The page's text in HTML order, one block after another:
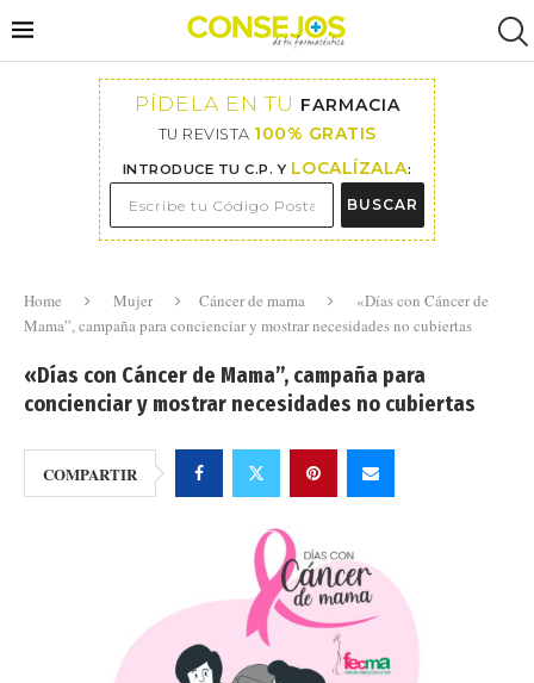
PÍDELA EN TU FARMACIA
TU REVISTA 100% GRATIS
INTRODUCE TU C.P. Y LOCALÍZALA:
BUSCAR
Home Mujer Cáncer de mama
«Días con Cáncer de
Mama”, campaña para concienciar y mostrar necesidades no cubiertas
«Días con Cáncer de Mama”, campaña para
concienciar y mostrar necesidades no cubiertas
COMPARTIR